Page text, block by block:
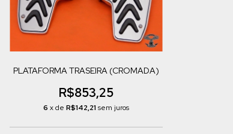
PLATAFORMA TRASEIRA (CROMADA)
R$853,25
6 x de R$142,21 sem juros